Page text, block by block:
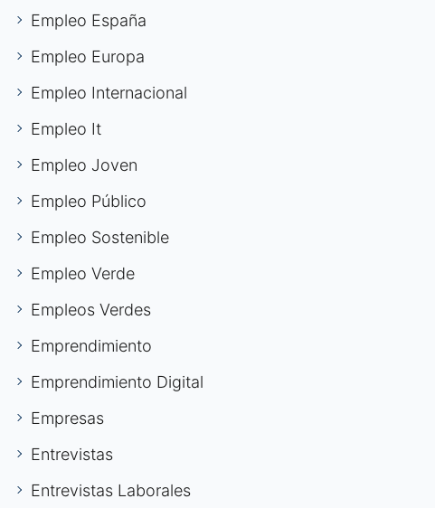
Empleo España
Empleo Europa
Empleo Internacional
Empleo It
Empleo Joven
Empleo Público
Empleo Sostenible
Empleo Verde
Empleos Verdes
Emprendimiento
Emprendimiento Digital
Empresas
Entrevistas
Entrevistas Laborales